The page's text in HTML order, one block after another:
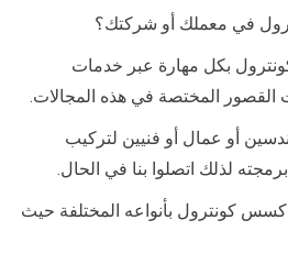
في معملك أو شركتك؟
بكل مهارة عبر خدمات
القصور المختصة في هذه المجالات.
أو عمال أو فنيين لتركيب
كونترول بأنواعه المختلفة حيث